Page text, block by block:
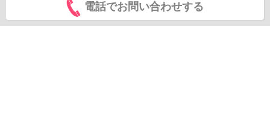
電話でお問い合わせする